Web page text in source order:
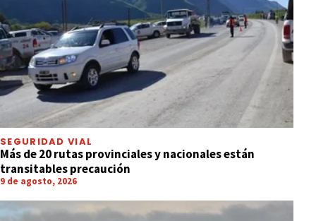
SEGURIDAD VIAL
Más de 20 rutas provinciales y nacionales están
transitables precaución
9 de agosto, 2026